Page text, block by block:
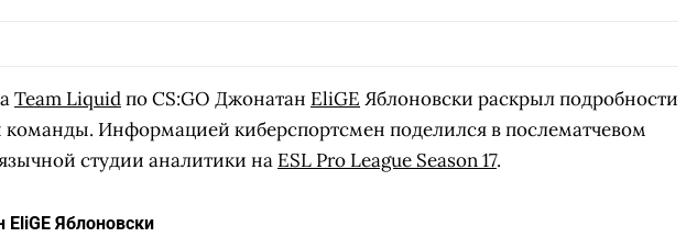
Team Liquidпо CS:GO Джонатан EliGE Яблоновски раскрыл подробности
команды. Информацией киберспортсмен поделился в послематчевом
студии аналитики на ESL Pro League Season 17.
Яблоновски